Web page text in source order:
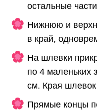
остальные
Нижнюю и
в край,
На шлевки
по 4 маленьких
см. Края
Прямые концы